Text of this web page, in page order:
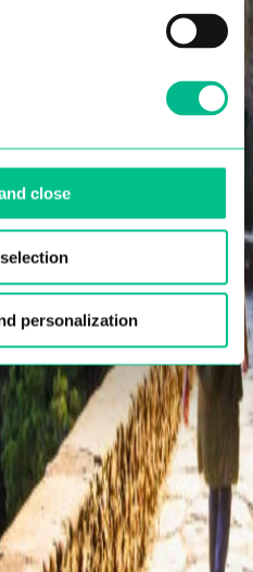
close
personalization